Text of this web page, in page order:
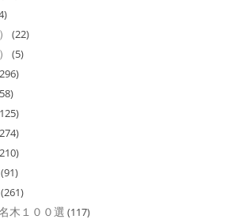
(22)
(5)
(91)
(261)
木１００選 (117)